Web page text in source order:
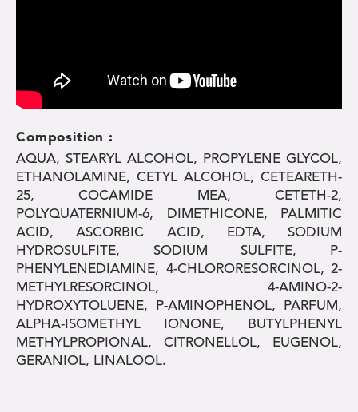
Composition :
AQUA, STEARYL ALCOHOL, PROPYLENE GLYCOL,
ETHANOLAMINE, CETYL ALCOHOL, CETEARETH-
25, COCAMIDE MEA, CETETH-2,
POLYQUATERNIUM-6, DIMETHICONE, PALMITIC
ACID, ASCORBIC ACID, EDTA, SODIUM
HYDROSULFITE, SODIUM SULFITE, P-
PHENYLENEDIAMINE, 4-CHLORORESORCINOL, 2-
METHYLRESORCINOL, 4-AMINO-2-
HYDROXYTOLUENE, P-AMINOPHENOL, PARFUM,
ALPHA-ISOMETHYL IONONE, BUTYLPHENYL
METHYLPROPIONAL, CITRONELLOL, EUGENOL,
GERANIOL, LINALOOL.